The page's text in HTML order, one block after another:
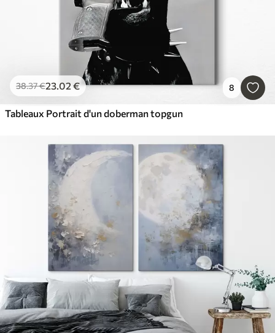
38.37€23.02 € 8
Tableaux Portrait d'un doberman topgun